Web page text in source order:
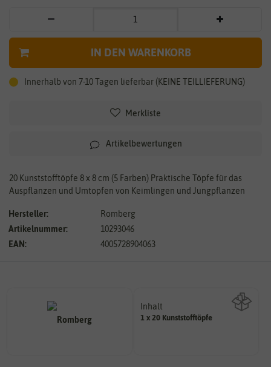
IN DEN WARENKORB
Innerhalb von 7-10 Tagen lieferbar (KEINE TEILLIEFERUNG)
Merkliste
Artikelbewertungen
20 Kunststofftöpfe 8 x 8 cm (5 Farben) Praktische Töpfe für das
Auspflanzen und Umtopfen von Keimlingen und Jungpflanzen
Hersteller:
Romberg
Artikelnummer:
10293046
EAN:
4005728904063
Inhalt
1 x 20 Kunststofftöpfe
Wie viel ist enthalten